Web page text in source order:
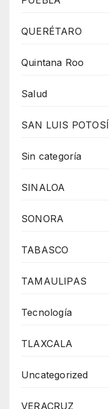
QUERÉTARO
Quintana Roo
Salud
SAN LUIS POTOSÍ
Sin categoría
SINALOA
SONORA
TABASCO
TAMAULIPAS
Tecnología
TLAXCALA
Uncategorized
VERACRUZ